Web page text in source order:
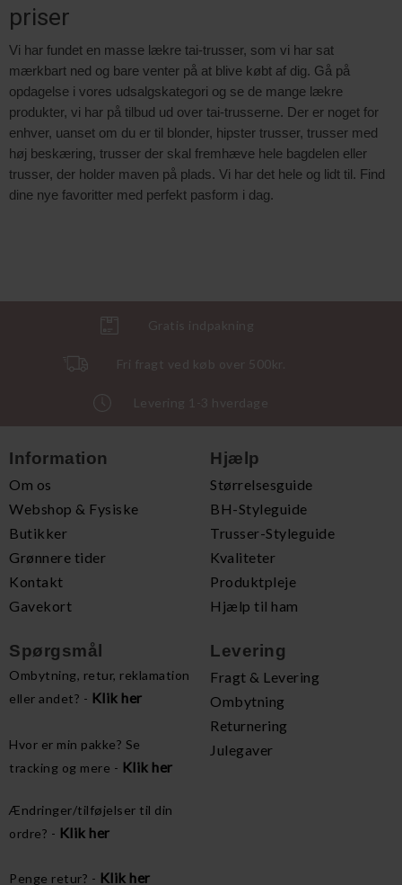
priser
Vi har fundet en masse lækre tai-trusser, som vi har sat
mærkbart ned og bare venter på at blive købt af dig. Gå på
opdagelse i vores udsalgskategori og se de mange lækre
produkter, vi har på tilbud ud over tai-trusserne. Der er noget for
enhver, uanset om du er til blonder, hipster trusser, trusser med
høj beskæring, trusser der skal fremhæve hele bagdelen eller
trusser, der holder maven på plads. Vi har det hele og lidt til. Find
dine nye favoritter med perfekt pasform i dag.
Gratis indpakning
Fri fragt ved køb over 500kr.
Levering 1-3 hverdage
Information
Om os
Webshop & Fysiske
Butikker
Grønnere tider
Kontakt
Gavekort
Hjælp
Størrelsesguide
BH-Styleguide
Trusser-Styleguide
Kvaliteter
Produktpleje
Hjælp til ham
Spørgsmål
Ombytning, retur, reklamation
eller andet? - Klik her
Hvor er min pakke? Se
tracking og mere - Klik her
Ændringer/tilføjelser til din
ordre? - Klik her
Penge retur? - Klik her
Levering
Fragt & Levering
Ombytning
Returnering
Julegaver